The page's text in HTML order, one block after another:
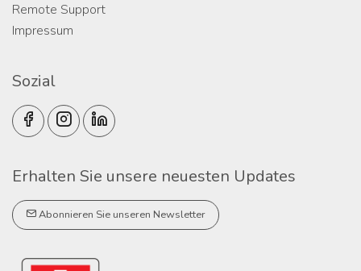
Remote Support
Impressum
Sozial
Erhalten Sie unsere neuesten Updates
Abonnieren Sie unseren Newsletter